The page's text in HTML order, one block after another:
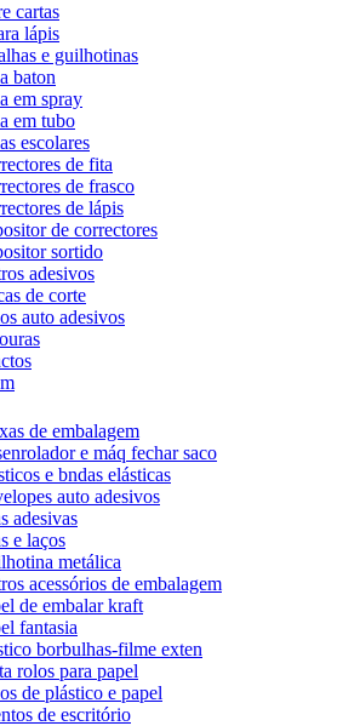
cartas
lápis
e guilhotinas
baton
em spray
em tubo
escolares
de fita
de frasco
de lápis
de correctores
sortido
adesivos
de corte
auto adesivos
de embalagem
e máq fechar saco
e bndas elásticas
auto adesivos
adesivas
e laços
metálica
acessórios de embalagem
de embalar kraft
fantasia
borbulhas-filme exten
rolos para papel
de plástico e papel
de escritório